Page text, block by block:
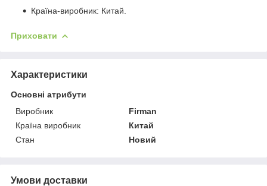
Країна-виробник: Китай.
Приховати
Характеристики
Основні атрибути
Виробник
Firman
Країна виробник
Китай
Стан
Новий
Умови доставки